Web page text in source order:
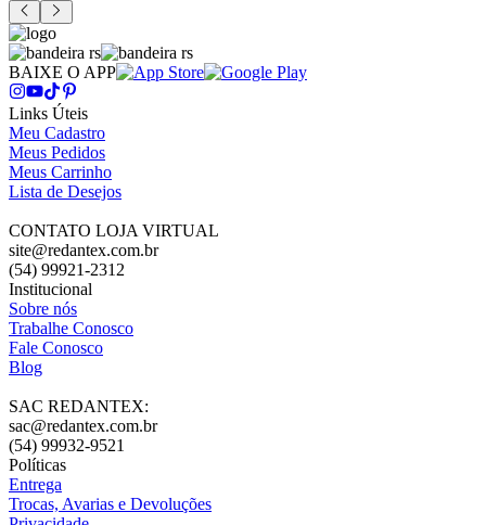
BAIXE O APP
Links Úteis
Meu Cadastro
Meus Pedidos
Meus Carrinho
Lista de Desejos
CONTATO LOJA VIRTUAL
site@redantex.com.br
(54) 99921-2312
Institucional
Sobre nós
Trabalhe Conosco
Fale Conosco
Blog
SAC REDANTEX:
sac@redantex.com.br
(54) 99932-9521
Políticas
Entrega
Trocas, Avarias e Devoluções